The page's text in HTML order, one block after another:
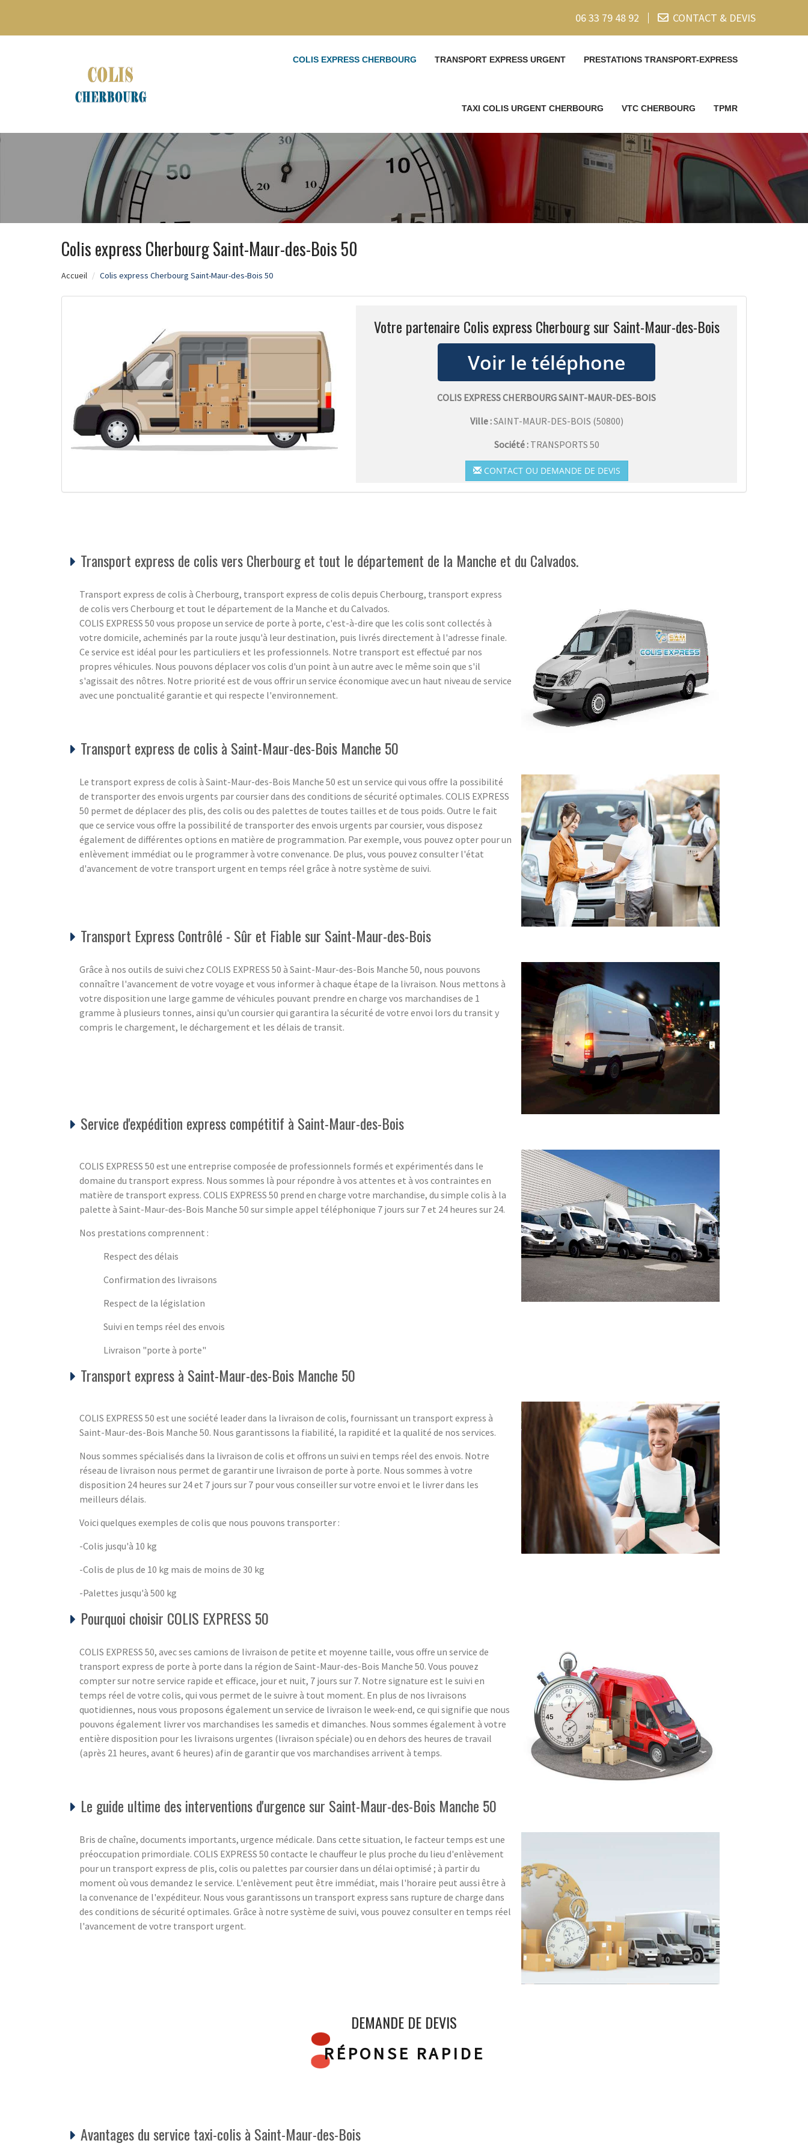
06 33 79 48 92 CONTACT & DEVIS
COLIS EXPRESS CHERBOURG TRANSPORT EXPRESS URGENT PRESTATIONS TRANSPORT-EXPRESS
TAXI COLIS URGENT CHERBOURG VTC CHERBOURG TPMR
Colis express Cherbourg Saint-Maur-des-Bois 50
Accueil Colis express Cherbourg Saint-Maur-des-Bois 50
Votre partenaire Colis express Cherbourg sur Saint-Maur-des-Bois
COLIS EXPRESS CHERBOURG SAINT-MAUR-DES-BOIS
Ville :SAINT-MAUR-DES-BOIS (50800)
Société : TRANSPORTS 50
CONTACT OU DEMANDE DE DEVIS
Transport express de colis vers Cherbourg et tout le département de la Manche et du Calvados.
Transport express de colis à Cherbourg, transport express de colis depuis Cherbourg, transport express
de colis vers Cherbourg et tout le département de la Manche et du Calvados.
COLIS EXPRESS 50 vous propose un service de porte à porte, c'est-à-dire que les colis sont collectés à
votre domicile, acheminés par la route jusqu'à leur destination, puis livrés directement à l'adresse finale.
Ce service est idéal pour les particuliers et les professionnels. Notre transport est effectué par nos
propres véhicules. Nous pouvons déplacer vos colis d'un point à un autre avec le même soin que s'il
s'agissait des nôtres. Notre priorité est de vous offrir un service économique avec un haut niveau de service
avec une ponctualité garantie et qui respecte l'environnement.
Transport express de colis à Saint-Maur-des-Bois Manche 50
Le transport express de colis à Saint-Maur-des-Bois Manche 50 est un service qui vous offre la possibilité
de transporter des envois urgents par coursier dans des conditions de sécurité optimales. COLIS EXPRESS
50 permet de déplacer des plis, des colis ou des palettes de toutes tailles et de tous poids. Outre le fait
que ce service vous offre la possibilité de transporter des envois urgents par coursier, vous disposez
également de différentes options en matière de programmation. Par exemple, vous pouvez opter pour un
enlèvement immédiat ou le programmer à votre convenance. De plus, vous pouvez consulter l'état
d'avancement de votre transport urgent en temps réel grâce à notre système de suivi.
Transport Express Contrôlé - Sûr et Fiable sur Saint-Maur-des-Bois
Grâce à nos outils de suivi chez COLIS EXPRESS 50 à Saint-Maur-des-Bois Manche 50, nous pouvons
connaître l'avancement de votre voyage et vous informer à chaque étape de la livraison. Nous mettons à
votre disposition une large gamme de véhicules pouvant prendre en charge vos marchandises de 1
gramme à plusieurs tonnes, ainsi qu'un coursier qui garantira la sécurité de votre envoi lors du transit y
compris le chargement, le déchargement et les délais de transit.
Service d'expédition express compétitif à Saint-Maur-des-Bois
COLIS EXPRESS 50 est une entreprise composée de professionnels formés et expérimentés dans le
domaine du transport express. Nous sommes là pour répondre à vos attentes et à vos contraintes en
matière de transport express. COLIS EXPRESS 50 prend en charge votre marchandise, du simple colis à la
palette à Saint-Maur-des-Bois Manche 50 sur simple appel téléphonique 7 jours sur 7 et 24 heures sur 24.
Nos prestations comprennent :
Respect des délais
Confirmation des livraisons
Respect de la législation
Suivi en temps réel des envois
Livraison "porte à porte"
Transport express à Saint-Maur-des-Bois Manche 50
COLIS EXPRESS 50 est une société leader dans la livraison de colis, fournissant un transport express à
Saint-Maur-des-Bois Manche 50. Nous garantissons la fiabilité, la rapidité et la qualité de nos services.
Nous sommes spécialisés dans la livraison de colis et offrons un suivi en temps réel des envois. Notre
réseau de livraison nous permet de garantir une livraison de porte à porte. Nous sommes à votre
disposition 24 heures sur 24 et 7 jours sur 7 pour vous conseiller sur votre envoi et le livrer dans les
meilleurs délais.
Voici quelques exemples de colis que nous pouvons transporter :
-Colis jusqu'à 10 kg
-Colis de plus de 10 kg mais de moins de 30 kg
-Palettes jusqu'à 500 kg
Pourquoi choisir COLIS EXPRESS 50
COLIS EXPRESS 50, avec ses camions de livraison de petite et moyenne taille, vous offre un service de
transport express de porte à porte dans la région de Saint-Maur-des-Bois Manche 50. Vous pouvez
compter sur notre service rapide et efficace, jour et nuit, 7 jours sur 7. Notre signature est le suivi en
temps réel de votre colis, qui vous permet de le suivre à tout moment. En plus de nos livraisons
quotidiennes, nous vous proposons également un service de livraison le week-end, ce qui signifie que nous
pouvons également livrer vos marchandises les samedis et dimanches. Nous sommes également à votre
entière disposition pour les livraisons urgentes (livraison spéciale) ou en dehors des heures de travail
(après 21 heures, avant 6 heures) afin de garantir que vos marchandises arrivent à temps.
Le guide ultime des interventions d'urgence sur Saint-Maur-des-Bois Manche 50
Bris de chaîne, documents importants, urgence médicale. Dans cette situation, le facteur temps est une
préoccupation primordiale. COLIS EXPRESS 50 contacte le chauffeur le plus proche du lieu d'enlèvement
pour un transport express de plis, colis ou palettes par coursier dans un délai optimisé ; à partir du
moment où vous demandez le service. L'enlèvement peut être immédiat, mais l'horaire peut aussi être à
la convenance de l'expéditeur. Nous vous garantissons un transport express sans rupture de charge dans
des conditions de sécurité optimales. Grâce à notre système de suivi, vous pouvez consulter en temps réel
l'avancement de votre transport urgent.
DEMANDE DE DEVIS
RÉPONSE RAPIDE
Avantages du service taxi-colis à Saint-Maur-des-Bois